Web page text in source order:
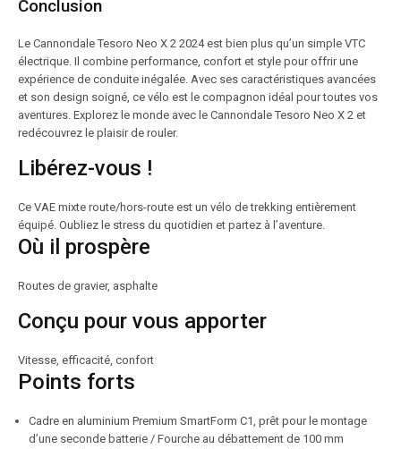
Conclusion
Le Cannondale Tesoro Neo X 2 2024 est bien plus qu’un simple VTC
électrique. Il combine performance, confort et style pour offrir une
expérience de conduite inégalée. Avec ses caractéristiques avancées
et son design soigné, ce vélo est le compagnon idéal pour toutes vos
aventures. Explorez le monde avec le Cannondale Tesoro Neo X 2 et
redécouvrez le plaisir de rouler.
Libérez-vous !
Ce VAE mixte route/hors-route est un vélo de trekking entièrement
équipé. Oubliez le stress du quotidien et partez à l’aventure.
Où il prospère
Routes de gravier, asphalte
Conçu pour vous apporter
Vitesse, efficacité, confort
Points forts
Cadre en aluminium Premium SmartForm C1, prêt pour le montage
d’une seconde batterie / Fourche au débattement de 100 mm